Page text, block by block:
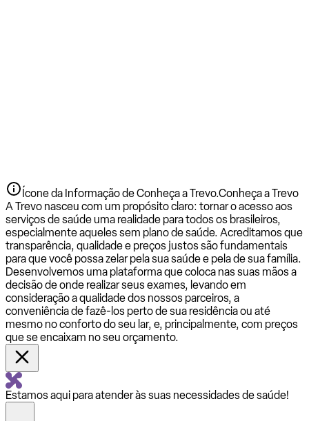
Ícone da Informação de Conheça a Trevo.Conheça a Trevo
A Trevo nasceu com um propósito claro: tornar o acesso aos
serviços de saúde uma realidade para todos os brasileiros,
especialmente aqueles sem plano de saúde. Acreditamos que
transparência, qualidade e preços justos são fundamentais
para que você possa zelar pela sua saúde e pela de sua família.
Desenvolvemos uma plataforma que coloca nas suas mãos a
decisão de onde realizar seus exames, levando em
consideração a qualidade dos nossos parceiros, a
conveniência de fazê-los perto de sua residência ou até
mesmo no conforto do seu lar, e, principalmente, com preços
que se encaixam no seu orçamento.
Estamos aqui para atender às suas necessidades de saúde!